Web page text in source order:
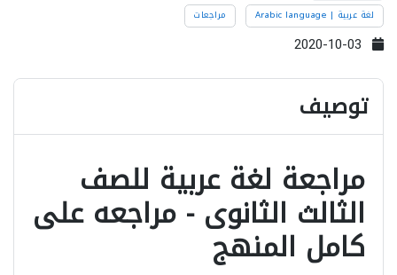
لغة عربية | Arabic language مراجعات
توصيف
مراجعة لغة عربية للصف
الثالث الثانوى - مراجعه على
كامل المنهج